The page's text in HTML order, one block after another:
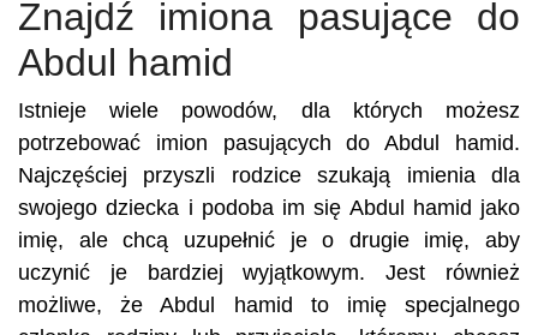
Znajdź imiona pasujące do
Abdul hamid
Istnieje wiele powodów, dla których możesz
potrzebować imion pasujących do Abdul hamid.
Najczęściej przyszli rodzice szukają imienia dla
swojego dziecka i podoba im się Abdul hamid jako
imię, ale chcą uzupełnić je o drugie imię, aby
uczynić je bardziej wyjątkowym. Jest również
możliwe, że Abdul hamid to imię specjalnego